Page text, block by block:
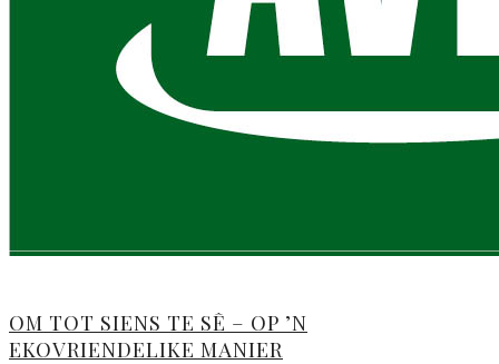
OM TOT SIENS TE SÊ – OP ’N
EKOVRIENDELIKE MANIER